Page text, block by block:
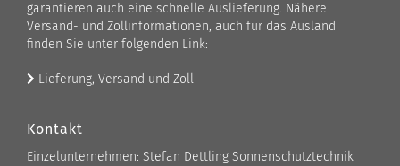
garantieren auch eine schnelle Auslieferung. Nähere
Versand- und Zollinformationen, auch für das Ausland
finden Sie unter folgenden Link:
Lieferung, Versand und Zoll
Kontakt
Einzelunternehmen: Stefan Dettling Sonnenschutztechnik